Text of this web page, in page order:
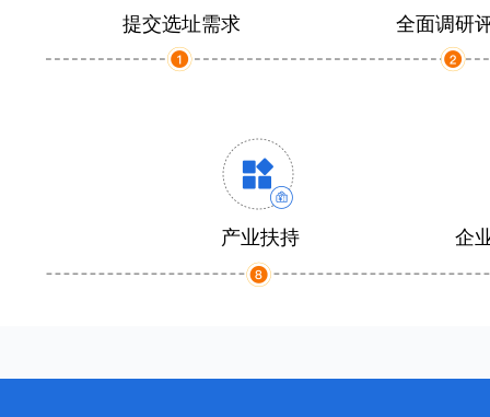
提交选址需求 全面调研
产业扶持 企